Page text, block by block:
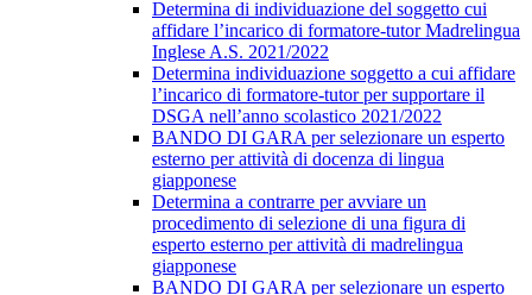
Determina di individuazione del soggetto cui
affidare l’incarico di formatore-tutor Madrelingua
Inglese A.S. 2021/2022
Determina individuazione soggetto a cui affidare
l’incarico di formatore-tutor per supportare il
DSGA nell’anno scolastico 2021/2022
BANDO DI GARA per selezionare un esperto
esterno per attività di docenza di lingua
giapponese
Determina a contrarre per avviare un
procedimento di selezione di una figura di
esperto esterno per attività di madrelingua
giapponese
BANDO DI GARA per selezionare un esperto